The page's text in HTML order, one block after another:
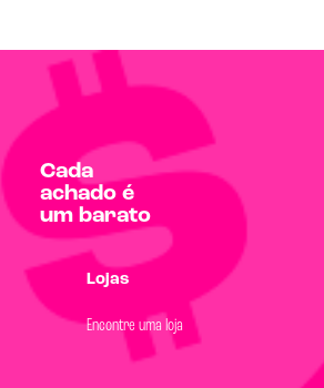
Cada
achado é
um barato
Lojas
Encontre uma loja